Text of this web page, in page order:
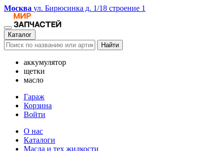
Москва ул. Бирюсинка д. 1/18 строение 1
Каталог
Найти
аккумулятор
щетки
масло
Гараж
Корзина
Войти
О нас
Каталоги
Масла и тех жидкости